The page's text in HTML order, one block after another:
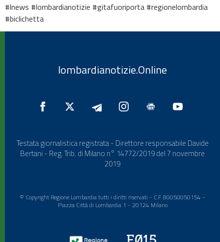
#lnews #lombardianotizie #gitafuoriporta #regionelombardia
#biclichetta
lombardianotizie.Online
Testata giornalistica registrata - Direttore responsabile Davide
Bertani - Reg. Trib. di Milano n° 14772/2019 del 7 novembre
2019
© Copyright Regione Lombardia tutti i diritti riservati - C.F. 80050050154 -
Piazza Città di Lombardia 1 - 20124 Milano